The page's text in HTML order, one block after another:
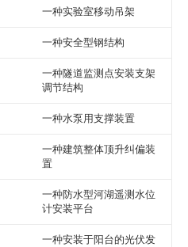
一种实验室移动吊架
一种安全型钢结构
一种隧道监测点安装支架
调节结构
一种水泵用支撑装置
一种建筑整体顶升纠偏装
置
一种防水型河湖遥测水位
计安装平台
一种安装于阳台的光伏发